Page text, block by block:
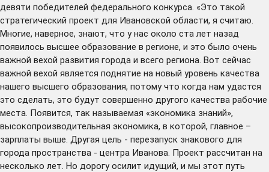
девяти победителей федерального конкурса. «Это такой
стратегический проект для Ивановской области, я считаю.
Многие, наверное, знают, что у нас около ста лет назад
появилось высшее образование в регионе, и это было очень
важной вехой развития города и всего региона. Вот сейчас
важной вехой является поднятие на новый уровень качества
нашего высшего образования, потому что когда нам удастся
это сделать, это будут совершенно другого качества рабочие
места. Появится, так называемая «экономика знаний»,
высокопроизводительная экономика, в которой, главное –
зарплаты выше. Другая цель - перезапуск знакового для
города пространства - центра Иванова. Проект рассчитан на
несколько лет. Но дорогу осилит идущий, и мы этот путь